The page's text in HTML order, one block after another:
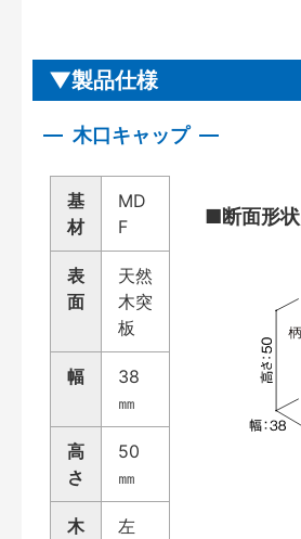
製品仕様
木口キャップ
基
材
MD
F
表
面
天然
木突
板
幅
38
㎜
高
さ
50
㎜
木
左
■断面形状